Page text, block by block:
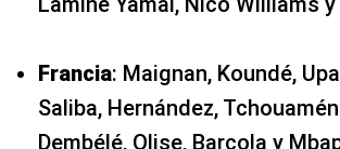
ESPN EN VIVO